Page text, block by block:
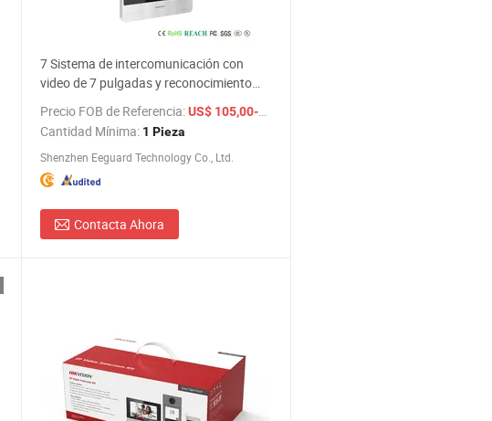
/ Set
7 Sistema de intercomunicación con
video de 7 pulgadas y reconocimiento
Precio FOB de Referencia:US$ 105,00-135,00
Cantidad Mínima: 1 Pieza
Shenzhen Eeguard Technology Co., Ltd.
Contacta Ahora